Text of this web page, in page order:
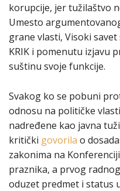
korupcije, jer tužilaštvo
Umesto
grane vlasti, Visoki
KRIK i pomenutu izjavu
suštinu svoje funkcije.
Svakog ko se pobuni
odnosu na političke
nadređene kao javna
kritički govorila o
zakonima na
praznika, a prvog
oduzet predmet i status